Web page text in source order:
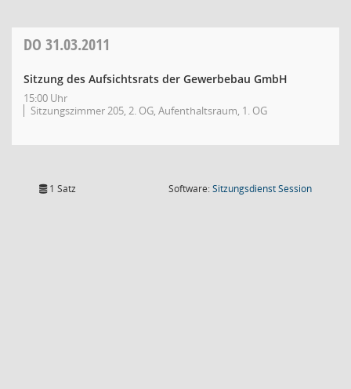
DO 31.03.2011
Sitzung des Aufsichtsrats der Gewerbebau GmbH
15:00 Uhr
Sitzungszimmer 205, 2. OG, Aufenthaltsraum, 1. OG
1 Satz Software:SitzungsdienstSession(Wird in